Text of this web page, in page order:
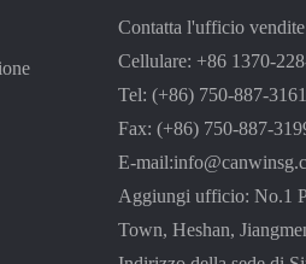
Contatta l'ufficio
Cellulare: +86 1370-
Tel: (+86) 750-887-3161
Fax: (+86) 750-887-
E-mail:
Aggiungi ufficio: No.1
Town, Heshan,